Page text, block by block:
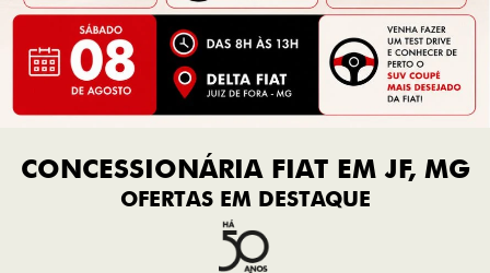
CONCESSIONÁRIA FIAT EM JF, MG
OFERTAS EM DESTAQUE